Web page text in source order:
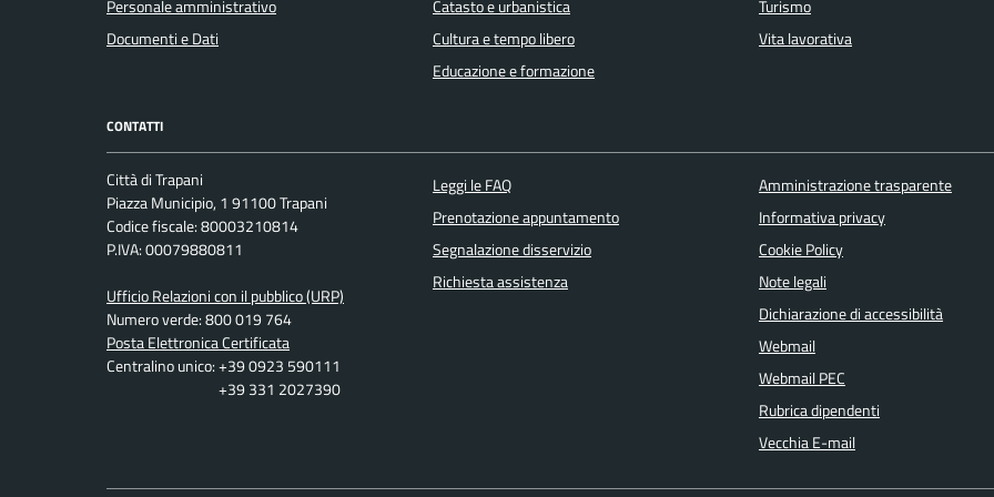
Personale amministrativo
Documenti e Dati
Catasto e urbanistica
Cultura e tempo libero
Educazione e formazione
Turismo
Vita lavorativa
CONTATTI
Città di Trapani
Piazza Municipio, 1 91100 Trapani
Codice fiscale: 80003210814
P.IVA: 00079880811
Ufficio Relazioni con il pubblico (URP)
Numero verde: 800 019 764
Posta Elettronica Certificata
Centralino unico: +39 0923 590111
+39 331 2027390
Leggi le FAQ
Prenotazione appuntamento
Segnalazione disservizio
Richiesta assistenza
Amministrazione trasparente
Informativa privacy
Cookie Policy
Note legali
Dichiarazione di accessibilità
Webmail
Webmail PEC
Rubrica dipendenti
Vecchia E-mail